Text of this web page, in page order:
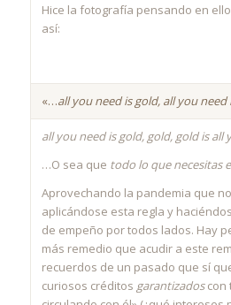
Hice la fotografía pensando en
así:
«…all you need is gold, all you need
all you need is gold, gold, gold is all
…O sea que todo lo que necesitas
Aprovechando la pandemia que
aplicándose esta regla y
de empeño por todos lados. Hay
más remedio que acudir a este
recuerdos de un pasado que sí
curiosos créditos garantizadoscon